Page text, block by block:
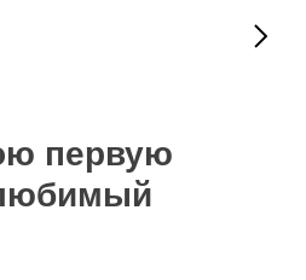
первую